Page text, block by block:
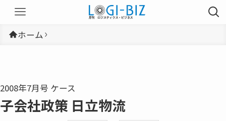
ホーム
2008年7月号 ケース
子会社政策 日立物流